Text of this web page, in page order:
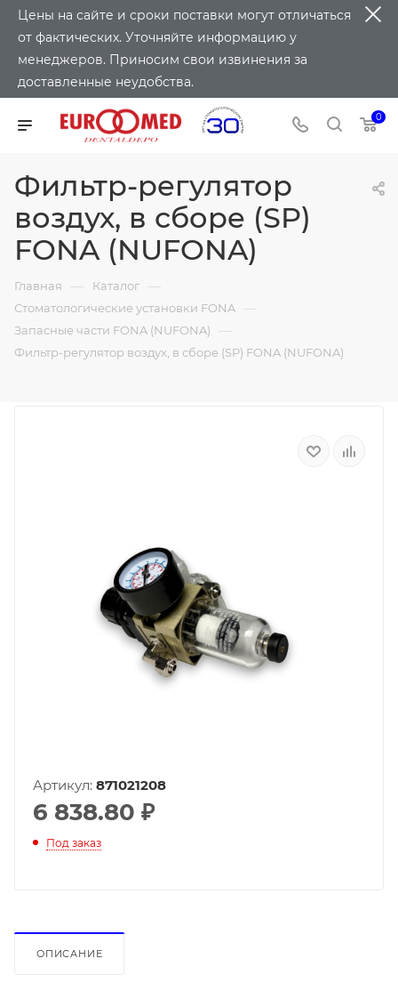
Цены на сайте и сроки поставки могут отличаться
от фактических. Уточняйте информацию у
менеджеров. Приносим свои извинения за
доставленные неудобства.
0
Фильтр-регулятор
воздух, в сборе (SP)
FONA (NUFONA)
Главная — Каталог —
Стоматологические установки FONA —
Запасные части FONA (NUFONA) —
Фильтр-регулятор воздух, в сборе (SP) FONA (NUFONA)
Артикул: 871021208
6 838.80 ₽
Под заказ
ОПИСАНИЕ